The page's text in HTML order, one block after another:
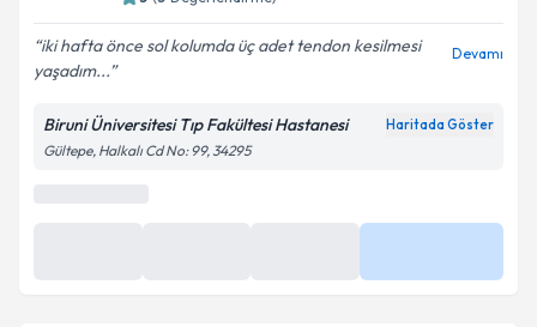
iki hafta önce sol kolumda üç adet tendon kesilmesi
yaşadım...
Devamı
Biruni Üniversitesi Tıp Fakültesi Hastanesi Haritada Göster
Gültepe, Halkalı Cd No: 99, 34295